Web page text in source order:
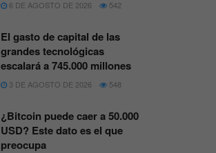
6 DE AGOSTO DE 2026 542
El gasto de capital de las
grandes tecnológicas
escalará a 745.000 millones
3 DE AGOSTO DE 2026 548
¿Bitcoin puede caer a 50.000
USD? Este dato es el que
preocupa